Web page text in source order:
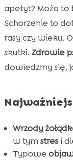
informacje
 Jak
psa?

psa
 Rola diety
Jak

 Znaczenie
apetyt? Może to
Schorzenie to
rasy czy wieku.
skutki. Zdrowie
dowiedzmy się,
Wrzody
w tym stresi
Typowe